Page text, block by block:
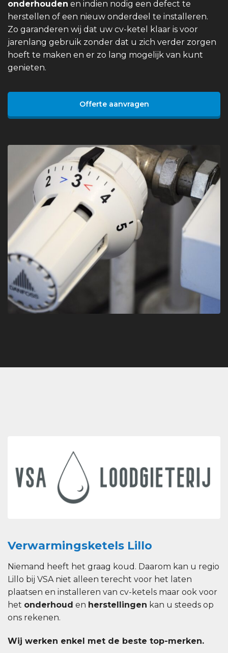
onderhouden en indien nodig een defect te
herstellen of een nieuw onderdeel te installeren.
Zo garanderen wij dat uw cv-ketel klaar is voor
jarenlang gebruik zonder dat u zich verder zorgen
hoeft te maken en er zo lang mogelijk van kunt
genieten.
Offerte aanvragen
Verwarmingsketels Lillo
Niemand heeft het graag koud. Daarom kan u regio
Lillo bij VSA niet alleen terecht voor het laten
plaatsen en installeren van cv-ketels maar ook voor
het onderhoud en herstellingen kan u steeds op
ons rekenen.
Wij werken enkel met de beste top-merken.